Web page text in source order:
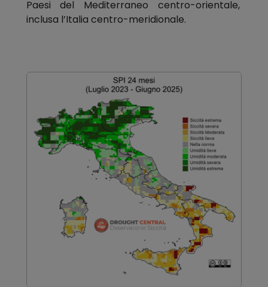
Paesi del Mediterraneo centro-orientale,
inclusa l’Italia centro-meridionale.